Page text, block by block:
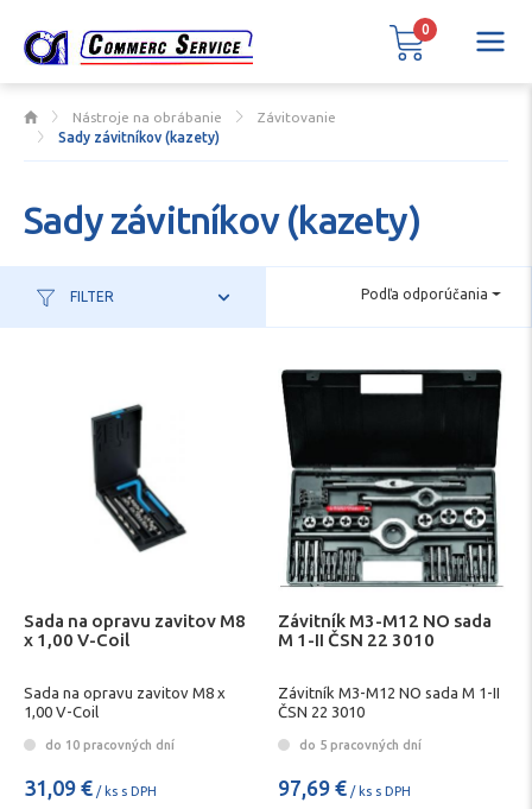
Nástroje na obrábanie
Závitovanie
Sady závitníkov (kazety)
Sady závitníkov (kazety)
FILTER Podľa odporúčania
Sada na opravu zavitov M8
x 1,00 V-Coil
Sada na opravu zavitov M8 x
1,00 V-Coil
do 10 pracovných dní
31,09 € / ks s DPH
Závitník M3-M12 NO sada
M 1-II ČSN 22 3010
Závitník M3-M12 NO sada M 1-II
ČSN 22 3010
do 5 pracovných dní
97,69 € / ks s DPH
0